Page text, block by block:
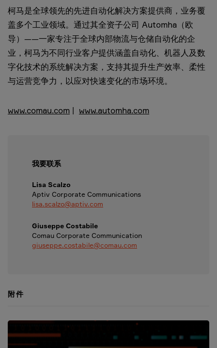
柯马是全球领先的先进自动化解决方案提供商，业务覆
盖多个工业领域。通过其全资子公司 Automha（欧
导）——一家专注于全球内部物流与仓储自动化的企
业，柯马为不同行业客户提供涵盖自动化、机器人及数
字化技术的系统解决方案，支持其提升生产效率、柔性
与运营竞争力，以应对快速变化的市场环境。
www.comau.com | www.automha.com
我要联系
Lisa Scalzo
Aptiv Corporate Communications
lisa.scalzo@aptiv.com
Giuseppe Costabile
Comau Corporate Communication
giuseppe.costabile@comau.com
附件